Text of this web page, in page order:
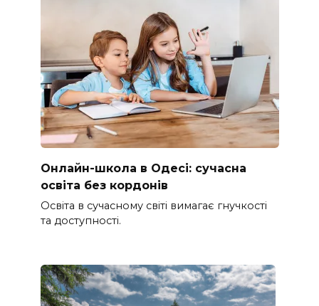
Онлайн-школа в Одесі: сучасна
освіта без кордонів
Освіта в сучасному світі вимагає гнучкості
та доступності.